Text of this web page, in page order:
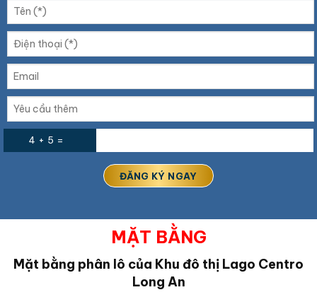
4 + 5 =
MẶT BẰNG
Mặt bằng phân lô của Khu đô thị Lago Centro
Long An